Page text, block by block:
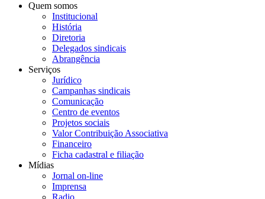
Quem somos
Institucional
História
Diretoria
Delegados sindicais
Abrangência
Serviços
Jurídico
Campanhas sindicais
Comunicação
Centro de eventos
Projetos sociais
Valor Contribuição Associativa
Financeiro
Ficha cadastral e filiação
Mídias
Jornal on-line
Imprensa
Radio